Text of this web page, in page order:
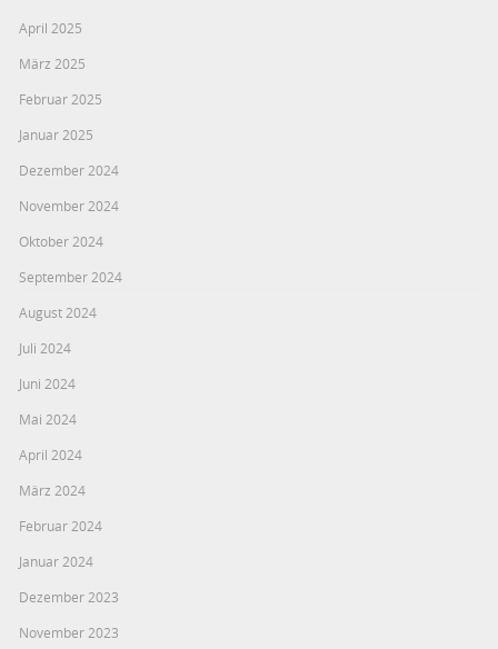
April 2025
März 2025
Februar 2025
Januar 2025
Dezember 2024
November 2024
Oktober 2024
September 2024
August 2024
Juli 2024
Juni 2024
Mai 2024
April 2024
März 2024
Februar 2024
Januar 2024
Dezember 2023
November 2023